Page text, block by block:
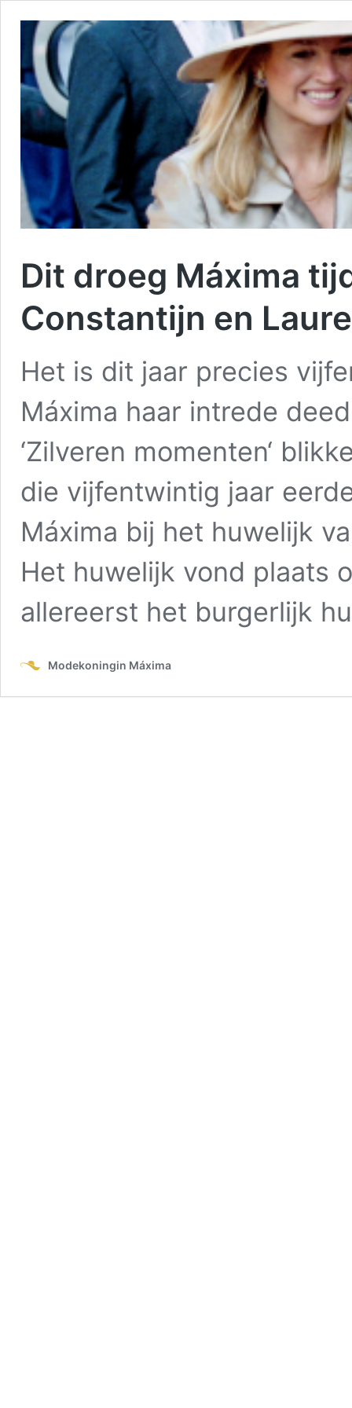
Dit droeg Máxima
Constantijn en
Het is dit jaar precies
Máxima haar intrede
‘Zilveren momenten‘
die vijfentwintig jaar
Máxima bij het huwelijk
Het huwelijk vond plaats
allereerst het burgerlijk
Modekoningin Máxima